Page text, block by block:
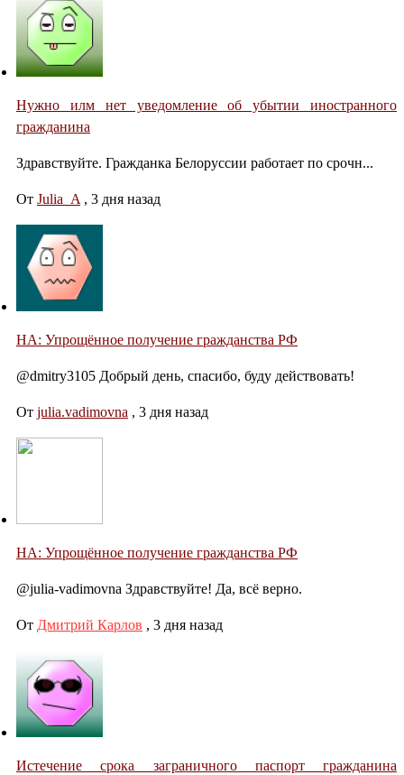
Нужно илм нет уведомление об убытии иностранного
гражданина
Здравствуйте. Гражданка Белоруссии работает по срочн...
От Julia_A , 3 дня назад
НА: Упрощённое получение гражданства РФ
@dmitry3105 Добрый день, спасибо, буду действовать!
От julia.vadimovna , 3 дня назад
НА: Упрощённое получение гражданства РФ
@julia-vadimovna Здравствуйте! Да, всё верно.
От Дмитрий Карлов , 3 дня назад
Истечение срока заграничного паспорт гражданина